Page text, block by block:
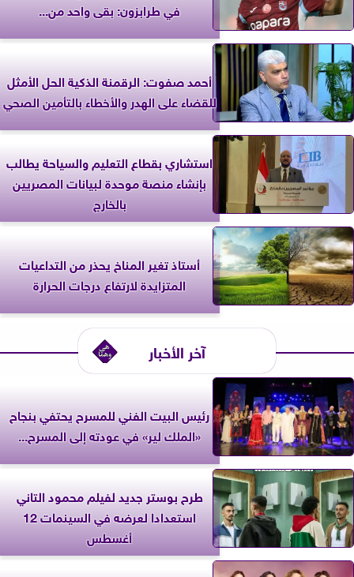
في طرابزون: بقى واحد من...
أحمد صفوت: الرقمنة الذكية الحل الأمثل
للقضاء على الهدر والأخطاء بالتأمين الصحي
استشاري بقطاع التعليم والسياحة يطالب
بإنشاء منصة موحدة لبيانات المصريين
بالخارج
أستاذ تغير المناخ يحذر من التداعيات
المتزايدة لارتفاع درجات الحرارة
آخر الأخبار
رئيس البيت الفني للمسرح يحتفي بنجاح
«الملك لير» في عودته إلى المسرح...
طرح بوستر جديد لفيلم محمود التاني
استعدادا لعرضه في السينمات 12
أغسطس